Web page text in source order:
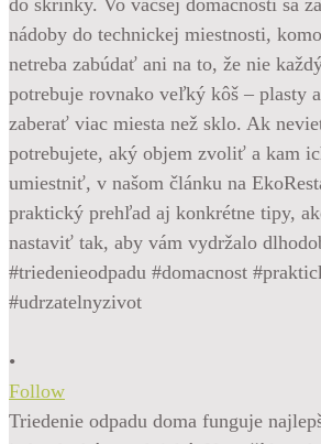
•
Follow
Triedenie odpadu doma funguje